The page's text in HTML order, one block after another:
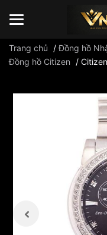
Trang chủ /Đồng hồ
Đồng hồ Citizen
/